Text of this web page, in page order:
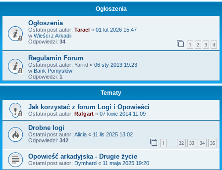
Ogłoszenia
Ogłoszenia
Ostatni post autor: Tarael « 01 lut 2026 15:47
w Wieści z Arkadii
Odpowiedzi: 34 1 2 3 4
Regulamin Forum
Ostatni post autor: Yarrid « 06 sty 2013 19:23
w Bank Pomysłów
Odpowiedzi: 1
Tematy
Jak korzystać z forum Logi i Opowieści
Ostatni post autor: Rafgart « 07 kwie 2014 11:09
Drobne logi
Ostatni post autor: Alicia « 11 lis 2025 13:02
Odpowiedzi: 342 1 32 33 34 35
Opowieść arkadyjska - Drugie życie
Ostatni post autor: Dymhard « 11 maja 2025 19:20